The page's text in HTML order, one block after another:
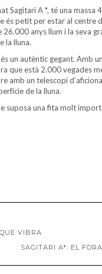
Sagitari A *, té una massa
petit per estar al centre
anys llum i la seva
la lluna.
un autèntic gegant. Amb
que està 2.000 vegades
amb un telescopi
de la lluna.
suposa una fita molt
VIBRA
SAGITARI A*: EL